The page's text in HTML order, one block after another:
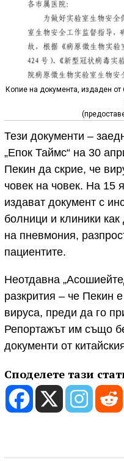
Копие на документа, издаден от
Тези документи –
„Епок Таймс“ на 30
Пекин да скрие, че
човек на човек. На 15
издават документ с
болници и клиники
на пневмония,
пациентите.
Неотдавна
разкрития – че Пекин
вируса, преди да го
Репортажът им също
документи от
Споделете тази